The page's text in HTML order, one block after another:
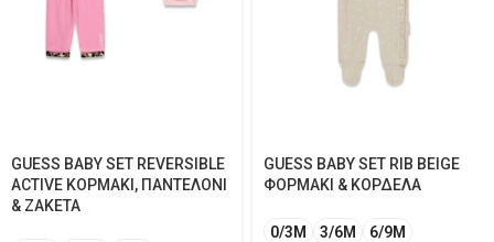
GUESS BABY SET REVERSIBLE
ACTIVE ΚΟΡΜΑΚΙ, ΠΑΝΤΕΛΟΝΙ
& ΖΑΚΕΤΑ
GUESS BABY SET RIB BEIGE
ΦΟΡΜΑΚΙ & ΚΟΡΔΕΛΑ
0/3M 3/6M
6/9Μ